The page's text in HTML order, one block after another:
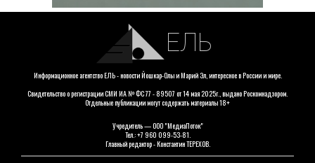
ЕЛЬ
Информационное агентство ЕЛЬ - новости Йошкар-Олы и Марий Эл, интересное в России и мире.
Свидетельство о регистрации СМИ ИА № ФС 77 - 89507 от 14 мая 2025г., выдано Роскомнадзором.
Отдельные публикации могут содержать материалы 18+
Учредитель — ООО "МедиаПоток"
Тел.: +7 960 099-53-81.
Главный редактор - Константин ТЕРЕХОВ.